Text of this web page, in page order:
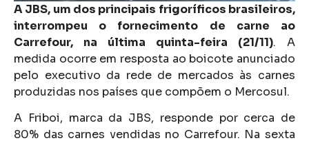
A JBS, um dos principais frigoríficos brasileiros,
interrompeu o fornecimento de carne ao
Carrefour, na última quinta-feira (21/11). A
medida ocorre em resposta ao boicote anunciado
pelo executivo da rede de mercados às carnes
produzidas nos países que compõem o Mercosul.
A Friboi, marca da JBS, responde por cerca de
80% das carnes vendidas no Carrefour. Na sexta